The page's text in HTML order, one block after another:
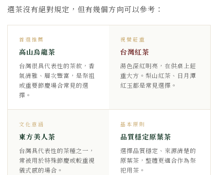
選茶沒有絕對規定，但有幾個方向可以參考：
首選推薦
高山烏龍茶
台灣很具代表性的茶款，香
氣清雅、層次豐富，是祭祖
或重要節慶場合常見的選
擇。
視覺莊重
台灣紅茶
湯色深紅明亮，在供桌上莊
重大方。梨山紅茶、日月潭
紅玉都是常見選擇。
文化意涵
東方美人茶
台灣具代表性的茶種之一，
常被用於特殊節慶或較重視
儀式感的場合。
基本原則
品質穩定原葉茶
選擇品質穩定、來源清楚的
原葉茶，整體更適合作為祭
祀用茶。